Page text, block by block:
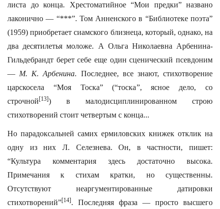
листа до конца. Хрестоматийное “Мои предки” названо
лаконично — “***”. Том Анненского в “Библиотеке поэта”
(1959) приобретает сиамского близнеца, который, однако, на
два десятилетья моложе. А Ольга Николаевна Арбенина-
Гильдебрандт берет себе еще один сценический псевдоним
— М. К. Арбенина. Последнее, все знают, стихотворение
царскосела “Моя Тоска” (“тоска”, ясное дело, со
строчной[13]) в малодисциплинированном строю
стихотворений стоит четвертым с конца...
Но парадоксальней самих ермиловских книжек отклик на
одну из них Л. Селезнева. Он, в частности, пишет:
“Культура комментария здесь достаточно высока.
Примечания к стихам кратки, но существенны.
Отсутствуют неаргументированные датировки
стихотворений”[14]. Последняя фраза — просто высшего